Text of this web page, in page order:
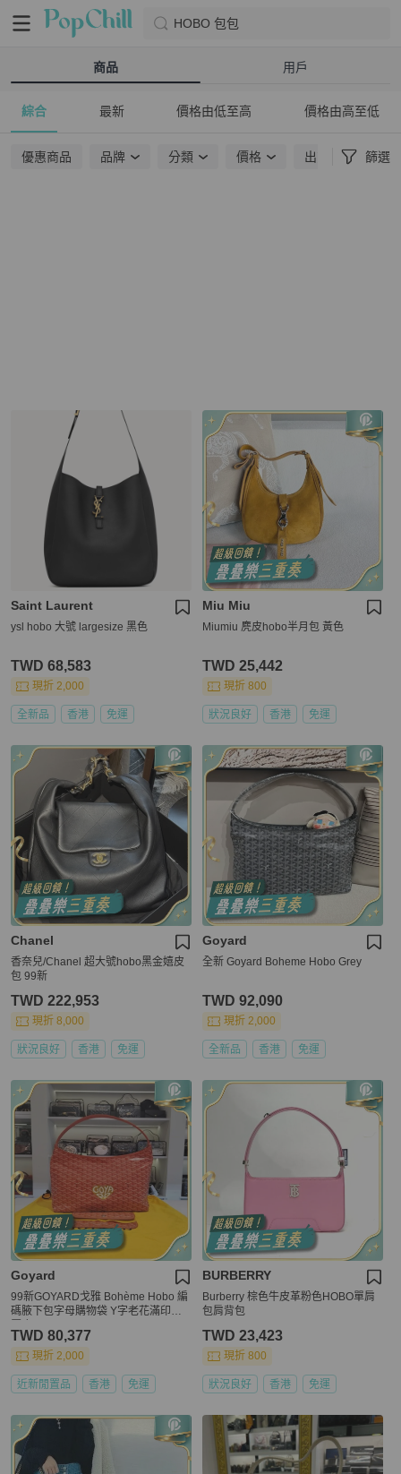
HOBO 包包
商品 用戶
綜合 最新 價格由低至高 價格由高至低
優惠商品 品牌 分類 價格 出貨地點 篩選
Saint Laurent
ysl hobo 大號 largesize 黑色
TWD 68,583
現折 2,000
全新品 香港 免運
Miu Miu
Miumiu 麂皮hobo半月包 黃色
TWD 25,442
現折 800
狀況良好 香港 免運
Chanel
香奈兒/Chanel 超大號hobo黑金嬉皮
包 99新
TWD 222,953
現折 8,000
狀況良好 香港 免運
Goyard
全新 Goyard Boheme Hobo Grey
TWD 92,090
現折 2,000
全新品 香港 免運
Goyard
99新GOYARD戈雅 Bohème Hobo 編
碼腋下包字母購物袋 Y字老花滿印抗
TWD 80,377
現折 2,000
近新閒置品 香港 免運
BURBERRY
Burberry 棕色牛皮革粉色HOBO單肩
包肩背包
TWD 23,423
現折 800
狀況良好 香港 免運